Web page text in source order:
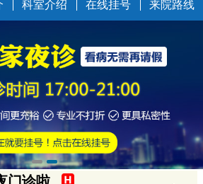
科室介绍 在线挂号 来院路线
里行走进佛山 >